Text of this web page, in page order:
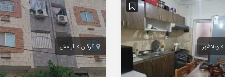
ویلاشهر گرگان آرامش